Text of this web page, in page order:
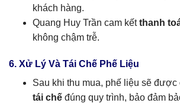
khách hàng.
Quang Huy Trần cam kếtthanh
không chậm trễ.
6. Xử Lý Và Tái Chế Phế Liệu
Sau khi thu mua, phế liệu sẽ được
tái chế đúng quy trình, bảo đảm